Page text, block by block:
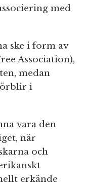
med
ske i form av
Association),
medan
i
vara den
när
och
erkände